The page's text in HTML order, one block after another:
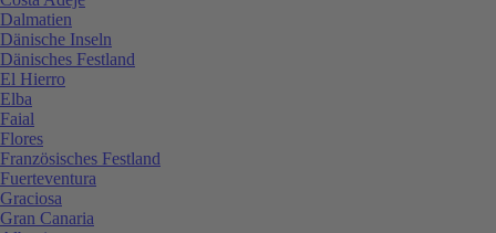
Dalmatien
Dänische Inseln
Dänisches Festland
El Hierro
Elba
Faial
Flores
Französisches Festland
Fuerteventura
Graciosa
Gran Canaria